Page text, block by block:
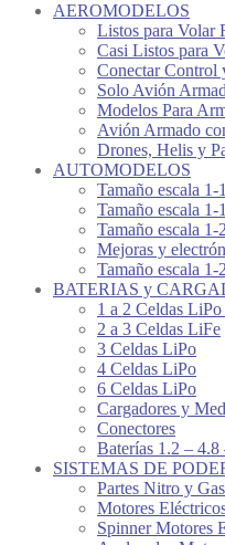
AEROMODELOS
Listos para Volar
Casi Listos para
Conectar Control
Solo Avión
Modelos Para
Avión Armado
Drones, Helis y
AUTOMODELOS
Tamaño escala 1-
Tamaño escala 1-
Tamaño escala 1-
Mejoras y
Tamaño escala 1-
BATERIAS y
1 a 2 Celdas
2 a 3 Celdas LiFe
3 Celdas LiPo
4 Celdas LiPo
6 Celdas LiPo
Cargadores y
Conectores
Baterías 1.2 –
SISTEMAS DE
Partes Nitro y
Motores
Spinner Motores